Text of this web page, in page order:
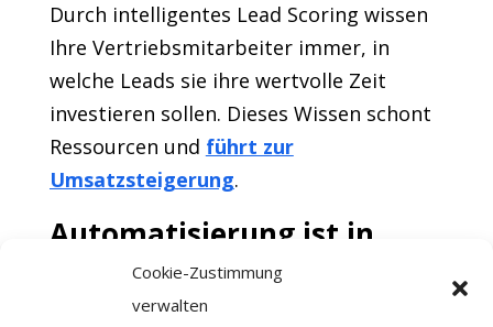
Cookie-Zustimmung
verwalten
Durch intelligentes Lead Scoring wissen
Ihre Vertriebsmitarbeiter immer, in
welche Leads sie ihre wertvolle Zeit
investieren sollen. Dieses Wissen schont
Ressourcen und führt zur
Umsatzsteigerung.
Automatisierung ist in
Vertrieb und Marketing
DER Trend